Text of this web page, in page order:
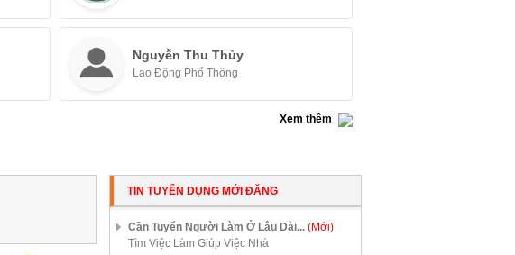
Nguyễn Thu Thủy
Lao Động Phổ Thông
Xem thêm
TIN TUYỂN DỤNG MỚI ĐĂNG
Cần Tuyển Người Làm Ở Lâu Dài... (Mới)
Tìm Việc Làm Giúp Việc Nhà